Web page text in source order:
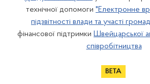
технічної допомоги "Електронне
підзвітності влади та участі
фінансової підтримки Швейцарської
співробітництва